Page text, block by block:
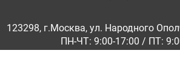
123298, г.Москва, ул. Народного
ПН-ЧТ: 9:00-17:00 / ПТ: